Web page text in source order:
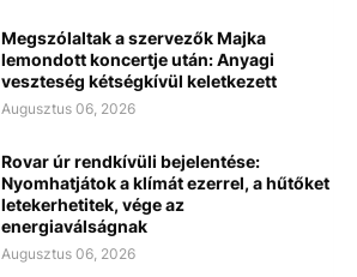
Megszólaltak a szervezők Majka
lemondott koncertje után: Anyagi
veszteség kétségkívül keletkezett
Augusztus 06, 2026
Rovar úr rendkívüli bejelentése:
Nyomhatjátok a klímát ezerrel, a hűtőket
letekerhetitek, vége az
energiaválságnak
Augusztus 06, 2026